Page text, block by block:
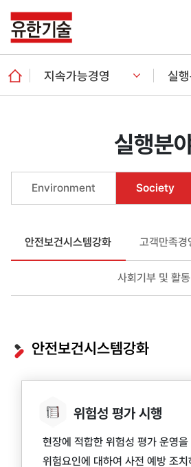
지속가능경영 실
실행분
Environment Society
안전보건시스템강화 고객만족경
사회기부 및 활동
안전보건시스템강화
위험성 평가 시행
현장에 적합한 위험성 평가 운영을
위험요인에 대하여 사전 예방 조